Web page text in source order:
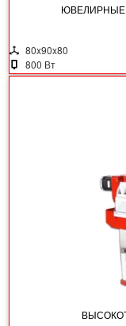
ЮВЕЛИРНЫЕ
80x90x80
800 Вт